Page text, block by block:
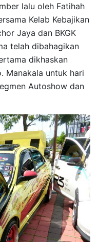
lalu oleh Fatihah
Kelab Kebajikan
Jaya dan BKGK
telah dibahagikan
dikhaskan
Manakala untuk hari
Autoshow dan